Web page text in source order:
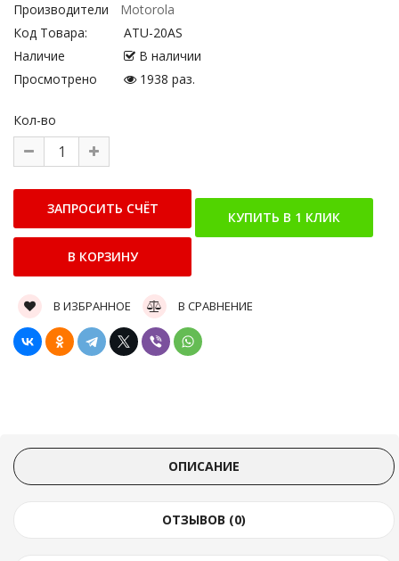
Производители
Motorola
Код Товара:
ATU-20AS
Наличие
В наличии
Просмотрено
1938 раз.
Кол-во
В ИЗБРАННОЕ В СРАВНЕНИЕ
ОПИСАНИЕ
ОТЗЫВОВ (0)